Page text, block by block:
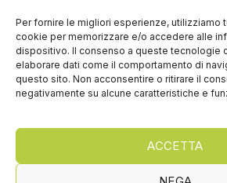
Per fornire le migliori esperienze, utilizziamo
cookie per memorizzare e/o accedere alle
dispositivo. Il consenso a queste tecnologie
elaborare dati come il comportamento di
questo sito. Non acconsentire o ritirare il
negativamente su alcune caratteristiche e
ACCETTA
Organic
Download